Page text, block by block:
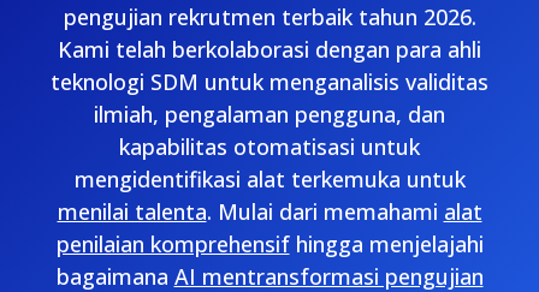
pengujian rekrutmen terbaik tahun 2026.
Kami telah berkolaborasi dengan para ahli
teknologi SDM untuk menganalisis validitas
ilmiah, pengalaman pengguna, dan
kapabilitas otomatisasi untuk
mengidentifikasi alat terkemuka untuk
menilai talenta. Mulai dari memahami alat
penilaian komprehensifhingga menjelajahi
bagaimana AI mentransformasi pengujian